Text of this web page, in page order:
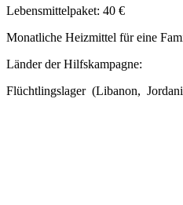
Lebensmittelpaket: 40 €
Monatliche Heizmittel für eine
Länder der Hilfskampagne:
Flüchtlingslager (Libanon,